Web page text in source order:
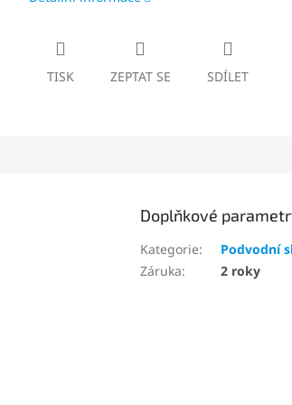
TISK ZEPTAT SE SDÍLET
Doplňkové
Kategorie:
Podvodní
Záruka: 2 roky